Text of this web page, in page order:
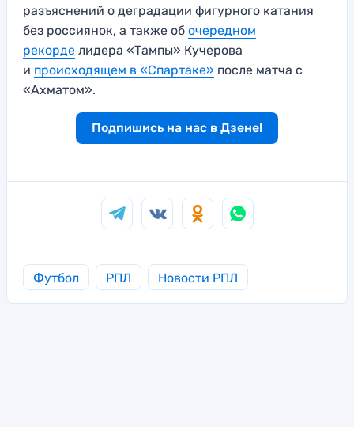
разъяснений о деградации фигурного катания
без россиянок, а также об очередном
рекорде лидера «Тампы» Кучерова
и происходящем в «Спартаке» после матча с
«Ахматом».
Подпишись на нас в Дзене!
Футбол РПЛ Новости РПЛ